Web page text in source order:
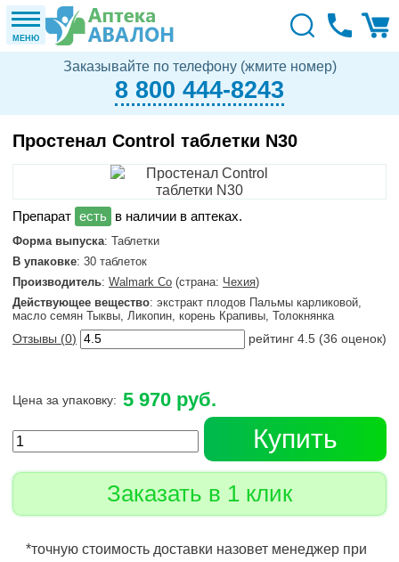
МЕНЮ
Заказывайте по телефону (жмите номер)
8 800 444-8243
Простенал Control таблетки N30
в наличии в аптеках.
Форма выпуска: Таблетки
В упаковке: 30 таблеток
Производитель: Walmark Co (страна: Чехия)
Действующее вещество: экстракт плодов Пальмы карликовой,
масло семян Тыквы, Ликопин, корень Крапивы, Толокнянка
Отзывы (0) рейтинг 4.5 (36 оценок)
Цена за упаковку: 5 970 руб.
Купить
Заказать в 1 клик
*точную стоимость доставки назовет менеджер при